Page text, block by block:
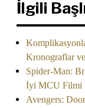
İlgili
Kronograflar
Spider-Man:
İyi MCU Filmi
Avengers: